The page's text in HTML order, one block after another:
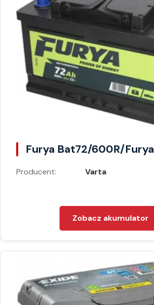
Furya Bat72/600R/Furya
Producent: Varta
Zobacz akumulator